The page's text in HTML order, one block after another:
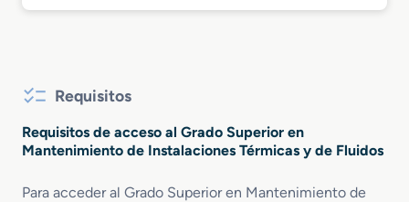
Requisitos
Requisitos de acceso al Grado Superior en
Mantenimiento de Instalaciones Térmicas y de Fluidos
Para acceder al Grado Superior en Mantenimiento de